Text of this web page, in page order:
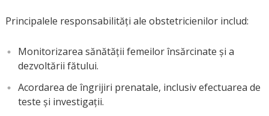
Principalele responsabilități ale obstetricienilor includ:
Monitorizarea sănătății femeilor însărcinate și a
dezvoltării fătului.
Acordarea de îngrijiri prenatale, inclusiv efectuarea de
teste și investigații.